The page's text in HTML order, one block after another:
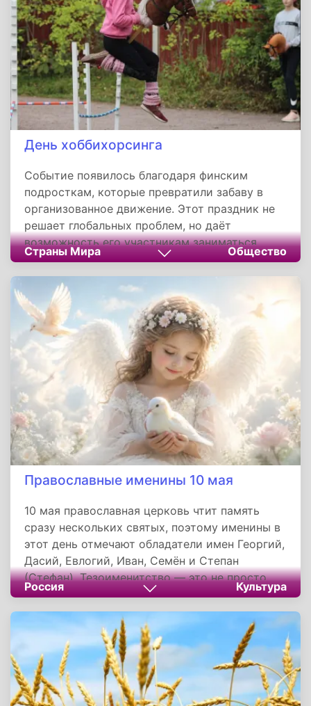
сельской местности. Этот праздник говорит
нам: в мире ещё остались чудеса, которые
стоит не только беречь, но и прославлять.
День хоббихорсинга
Событие появилось благодаря финским
подросткам, которые превратили забаву в
организованное движение. Этот праздник не
решает глобальных проблем, но даёт
возможность его участникам заниматься
физической активностью, общаться и
проявлять творчество. Отношение к
хоббихорсингу остаётся разным: одни
считают его полноценным спортом, другие —
странным увлечением. В любом случае, это
добровольное занятие, которое не мешает
окружающим и имеет право на
существование.
Страны Мира Общество
Православные именины 10 мая
10 мая православная церковь чтит память
сразу нескольких святых, поэтому именины в
этот день отмечают обладатели имен Георгий,
Дасий, Евлогий, Иван, Семён и Степан
(Стефан). Тезоименитство — это не просто
календарная дата, а день особой духовной
связи человека с его небесным покровителем,
чей жизненный подвиг служит нравственным
ориентиром, напоминая о важности веры,
силы духа и служения ближним.
Россия Культура